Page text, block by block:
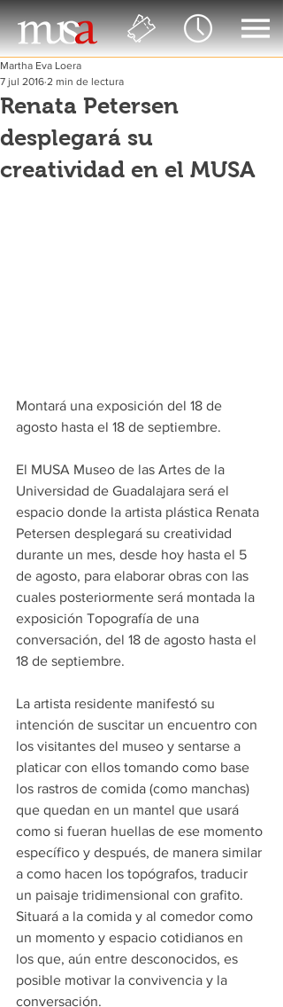
Renata Petersen
desplegará su
creatividad en el MUSA
Martha Eva Loera
7 jul 2016 2 min de lectura
Montará una exposición del 18 de
agosto hasta el 18 de septiembre.
El MUSA Museo de las Artes de la
Universidad de Guadalajara será el
espacio donde la artista plástica Renata
Petersen desplegará su creatividad
durante un mes, desde hoy hasta el 5
de agosto, para elaborar obras con las
cuales posteriormente será montada la
exposición Topografía de una
conversación, del 18 de agosto hasta el
18 de septiembre.
La artista residente manifestó su
intención de suscitar un encuentro con
los visitantes del museo y sentarse a
platicar con ellos tomando como base
los rastros de comida (como manchas)
que quedan en un mantel que usará
como si fueran huellas de ese momento
específico y después, de manera similar
a como hacen los topógrafos, traducir
un paisaje tridimensional con grafito.
Situará a la comida y al comedor como
un momento y espacio cotidianos en
los que, aún entre desconocidos, es
posible motivar la convivencia y la
conversación.